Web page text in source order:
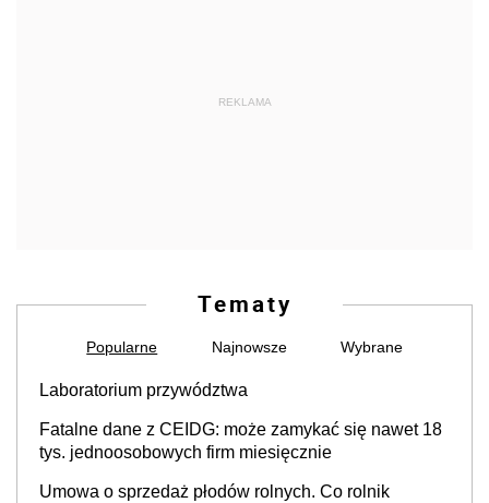
REKLAMA
Tematy
Popularne Najnowsze Wybrane
Laboratorium przywództwa
Fatalne dane z CEIDG: może zamykać się nawet 18
tys. jednoosobowych firm miesięcznie
Umowa o sprzedaż płodów rolnych. Co rolnik